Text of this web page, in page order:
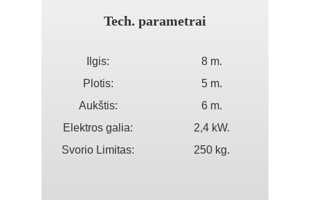
Tech. parametrai
Ilgis:
Plotis:
Aukštis:
Elektros galia:
Svorio Limitas:
8 m.
5 m.
6 m.
2,4 kW.
250 kg.